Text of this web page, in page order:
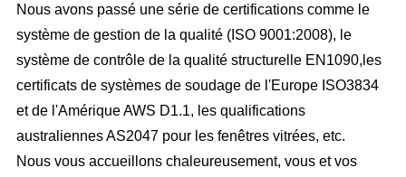
Nous avons passé une série de certifications comme le
système de gestion de la qualité (ISO 9001:2008), le
système de contrôle de la qualité structurelle EN1090,les
certificats de systèmes de soudage de l'Europe ISO3834
et de l'Amérique AWS D1.1, les qualifications
australiennes AS2047 pour les fenêtres vitrées, etc.
Nous vous accueillons chaleureusement, vous et vos